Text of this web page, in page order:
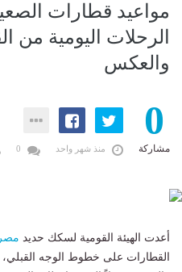
الرحلات اليومية من
والعكس
0
مشاركة منذ شهر واحد
أعدت الهيئة القومية لسكك حديد مصر
القطارات على خطوط الوجه